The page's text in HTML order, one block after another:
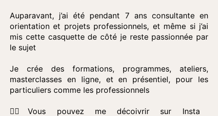
Auparavant, j’ai été pendant 7 ans consultante en
orientation et projets professionnels, et même si j’ai
mis cette casquette de côté je reste passionnée par
le sujet
Je crée des formations, programmes, ateliers,
masterclasses en ligne, et en présentiel, pour les
particuliers comme les professionnels
👉🏼Vous pouvez me décoivrir sur Insta